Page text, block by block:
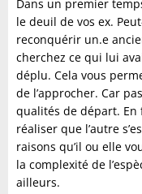
Dans un premier
le deuil de vos ex.
reconquérir un.e
cherchez ce qui lui
déplu. Cela vous
de l’approcher. Car
qualités de départ. En
réaliser que l’autre
raisons qu’il ou elle
la complexité de
ailleurs.